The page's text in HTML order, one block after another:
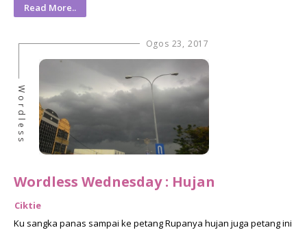
Read More..
Ogos 23, 2017
Wordless
Wordless Wednesday : Hujan
Ciktie
Ku sangka panas sampai ke petang Rupanya hujan juga petang ini